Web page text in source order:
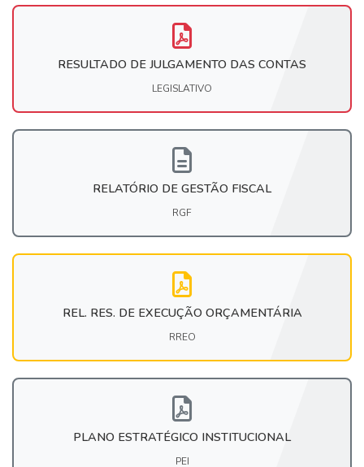
RESULTADO DE JULGAMENTO DAS CONTAS
LEGISLATIVO
RELATÓRIO DE GESTÃO FISCAL
RGF
REL. RES. DE EXECUÇÃO ORÇAMENTÁRIA
RREO
PLANO ESTRATÉGICO INSTITUCIONAL
PEI